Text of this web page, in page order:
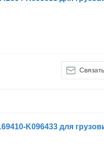
K096433 для